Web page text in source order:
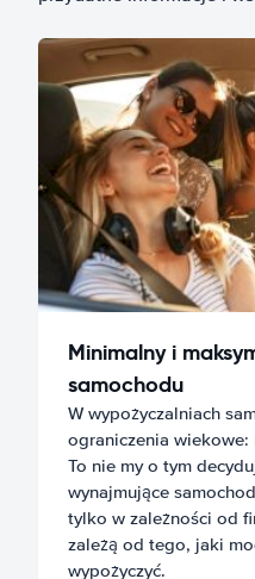
Minimalny i
samochodu
W wypożyczalniach
ograniczenia wiekowe:
To nie my o tym
wynajmujące
tylko w zależności od
zależą od tego, jaki
wypożyczyć.